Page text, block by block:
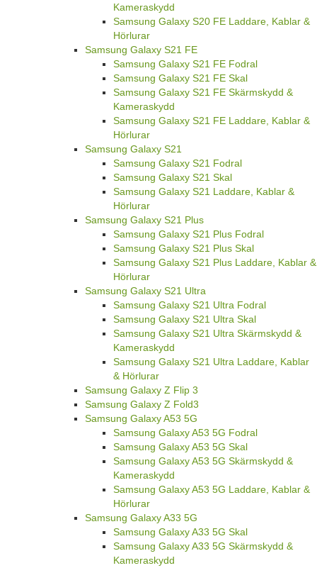
Kameraskydd
Samsung Galaxy S20 FE Laddare, Kablar &
Hörlurar
Samsung Galaxy S21 FE
Samsung Galaxy S21 FE Fodral
Samsung Galaxy S21 FE Skal
Samsung Galaxy S21 FE Skärmskydd &
Kameraskydd
Samsung Galaxy S21 FE Laddare, Kablar &
Hörlurar
Samsung Galaxy S21
Samsung Galaxy S21 Fodral
Samsung Galaxy S21 Skal
Samsung Galaxy S21 Laddare, Kablar &
Hörlurar
Samsung Galaxy S21 Plus
Samsung Galaxy S21 Plus Fodral
Samsung Galaxy S21 Plus Skal
Samsung Galaxy S21 Plus Laddare, Kablar &
Hörlurar
Samsung Galaxy S21 Ultra
Samsung Galaxy S21 Ultra Fodral
Samsung Galaxy S21 Ultra Skal
Samsung Galaxy S21 Ultra Skärmskydd &
Kameraskydd
Samsung Galaxy S21 Ultra Laddare, Kablar
& Hörlurar
Samsung Galaxy Z Flip 3
Samsung Galaxy Z Fold3
Samsung Galaxy A53 5G
Samsung Galaxy A53 5G Fodral
Samsung Galaxy A53 5G Skal
Samsung Galaxy A53 5G Skärmskydd &
Kameraskydd
Samsung Galaxy A53 5G Laddare, Kablar &
Hörlurar
Samsung Galaxy A33 5G
Samsung Galaxy A33 5G Skal
Samsung Galaxy A33 5G Skärmskydd &
Kameraskydd